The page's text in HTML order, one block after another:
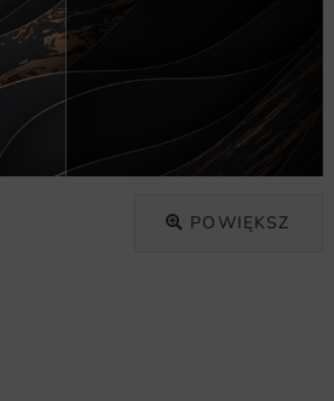
POWIĘKSZ